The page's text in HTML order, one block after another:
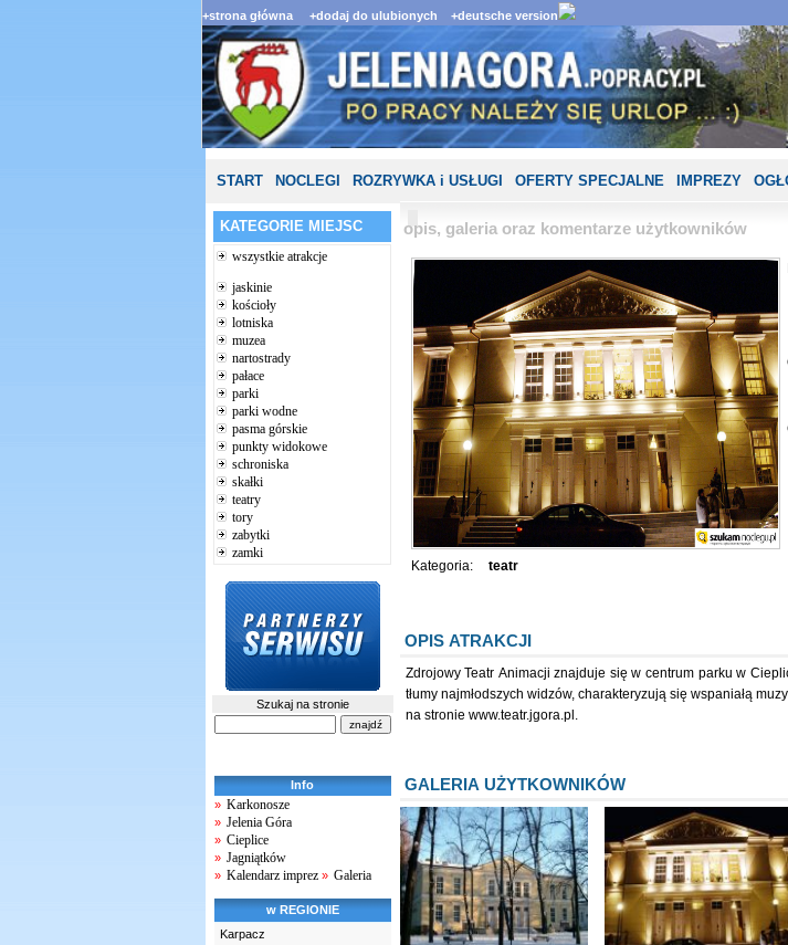
+strona główna +dodaj do ulubionych +deutsche version
START NOCLEGI ROZRYWKA i USŁUGI OFERTY SPECJALNE IMPREZY
KATEGORIE MIEJSC
wszystkie atrakcje
jaskinie
kościoły
lotniska
muzea
nartostrady
pałace
parki
parki wodne
pasma górskie
punkty widokowe
schroniska
skałki
teatry
tory
zabytki
zamki
Szukaj na stronie
Info
» Karkonosze
» Jelenia Góra
» Cieplice
» Jagniątków
» Kalendarz imprez » Galeria
w REGIONIE
Karpacz
opis, galeria oraz komentarze użytkowników
Kategoria: teatr
OPIS ATRAKCJI
Zdrojowy Teatr Animacji znajduje się w centrum parku w
tłumy najmłodszych widzów, charakteryzują się wspaniałą
na stronie www.teatr.jgora.pl.
GALERIA UŻYTKOWNIKÓW